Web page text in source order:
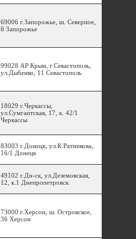
69006 г.Запорожье, ш. Северное,
8 Запорожье
99028 АР Крым, г.Севастополь,
ул.Дыбенко, 11 Севастополь
18029 г.Черкассы,
ул.Сумгаитская, 17, к. 42/1
Черкассы
83003 г.Донецк, ул.К.Ратникова,
16/1 Донецк
49102 г.Дн-ск, ул.Деземовская,
12, к.1 Днепропетровск
73000 г.Херсон, ш. Островское,
36 Херсон